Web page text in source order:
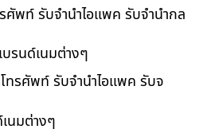
ศัพท์ รับจำนำไอแพค รับจำนำกล
รนด์เนมต่างๆ
ทรศัพท์ รับจำนำไอแพค รับจ
นมต่างๆ